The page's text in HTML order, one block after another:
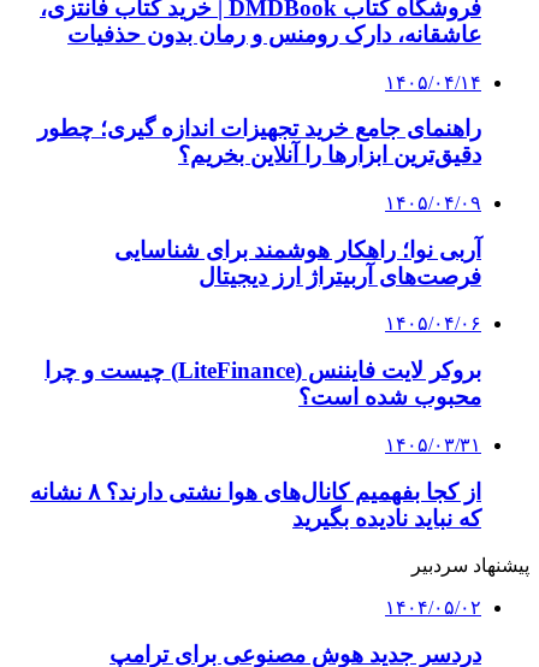
۱۴۰۴/۰۵/۰۲
دردسر جدید هوش مصنوعی برای ترامپ
۱۴۰۴/۰۴/۰۹
Microsoft Partner ؛ مسیر قانونی، هوشمند و
جهانی برای دسترسی به راهکارهای اورجینال
مایکروسافت
۱۴۰۴/۰۴/۰۷
چرا استفاده از لایسنس اورجینال مایکروسافت
اهمیت دارد؟
۱۴۰۴/۰۱/۰۳
همه چیز درباره هوش مصنوعی در ایران
۱۴۰۲/۱۱/۰۳
افشای جزئیات جدید از همکاری گوگل با رژیم
کلیه حقوق متعلق به راهیان اقتصادی می باشد